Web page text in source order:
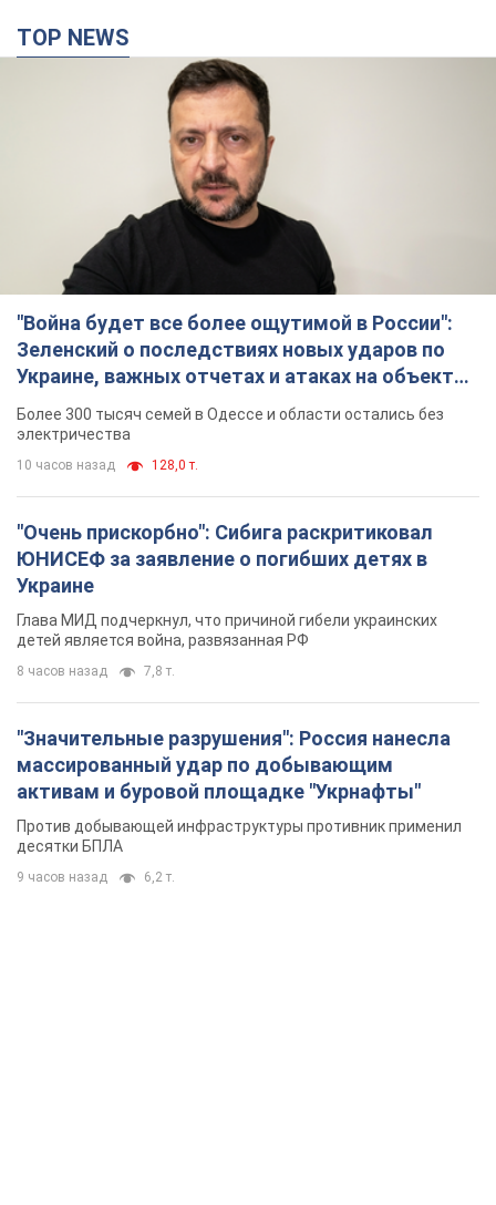
TOP NEWS
"Война будет все более ощутимой в России":
Зеленский о последствиях новых ударов по
Украине, важных отчетах и атаках на объекты
противника. Видео
Более 300 тысяч семей в Одессе и области остались без
электричества
10 часов назад 128,0 т.
"Очень прискорбно": Сибига раскритиковал
ЮНИСЕФ за заявление о погибших детях в
Украине
Глава МИД подчеркнул, что причиной гибели украинских
детей является война, развязанная РФ
8 часов назад 7,8 т.
"Значительные разрушения": Россия нанесла
массированный удар по добывающим
активам и буровой площадке "Укрнафты"
Против добывающей инфраструктуры противник применил
десятки БПЛА
9 часов назад 6,2 т.